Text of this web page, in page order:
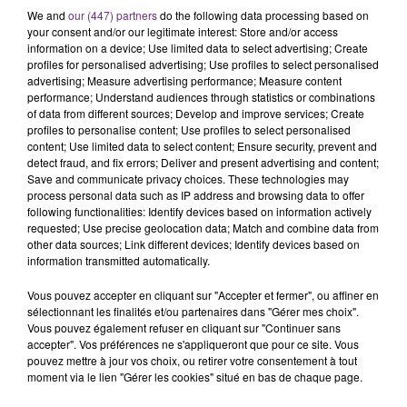
d’une insuffisance rénale.
FIL D'ACTU
SI TOUT LE MONDE FAIT ÇA, MOI L'ANNÉE
PROCHAINE JE VENDANGE EN...
La vendange en Champagne a débuté ce jeudi 6
août dans la commune de Montgueux (Aube). Du
jamais vu !
We and our (447) partnersdo the following data processing based on
your consent and/or our legitimate interest: Store and/or access
information on a device; Use limited data to select advertising; Create
profiles for personalised advertising; Use profiles to select personalised
advertising; Measure advertising performance; Measure content
performance; Understand audiences through statistics or combinations
of data from different sources; Develop and improve services; Create
profiles to personalise content; Use profiles to select personalised
content; Use limited data to select content; Ensure security, prevent and
detect fraud, and fix errors; Deliver and present advertising and content;
Save and communicate privacy choices. These technologies may
process personal data such as IP address and browsing data to offer
following functionalities: Identify devices based on information actively
requested; Use precise geolocation data; Match and combine data from
other data sources; Link different devices; Identify devices based on
information transmitted automatically.
Vous pouvez accepter en cliquant sur "Accepter et fermer", ou affiner en
sélectionnant les finalités et/ou partenaires dans "Gérer mes choix".
Vous pouvez également refuser en cliquant sur "Continuer sans
accepter". Vos préférences ne s'appliqueront que pour ce site. Vous
pouvez mettre à jour vos choix, ou retirer votre consentement à tout
moment via le lien "Gérer les cookies" situé en bas de chaque page.